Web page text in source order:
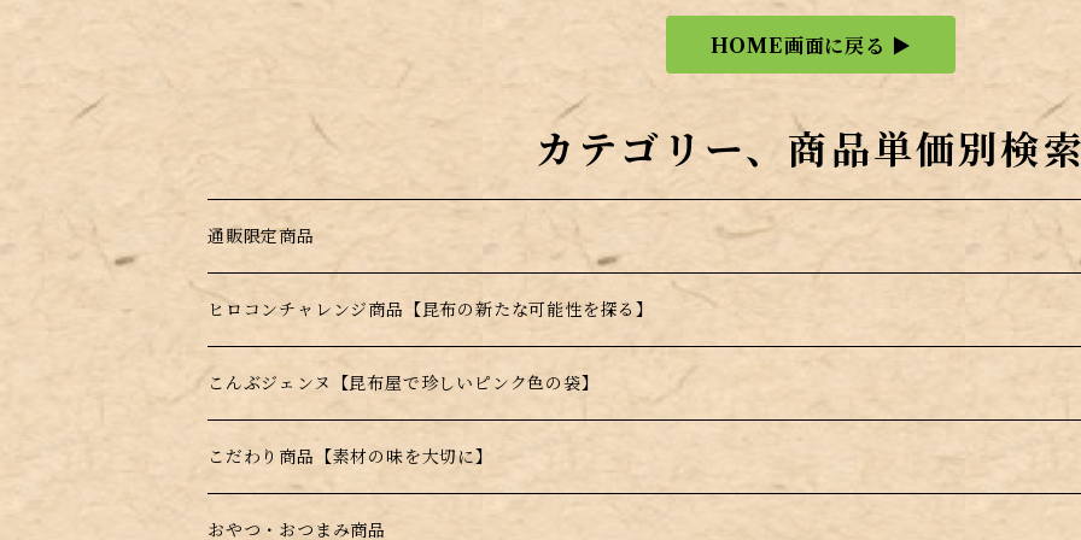
HOME画面に戻る ▶
カテゴリー、商品単価別検
通販限定商品
訳あり商品
ギフト商品
福袋
季節の詰め合わせ
ヒロコンチャレンジ商品【昆布の新たな可能性を探る】
昆布のサプリ（健康食品）
はちみつ昆布飴【宮島はちみつ使用】
薄焼きせんべい【昆布＋〇〇】
こんぶジェンヌ【昆布屋で珍しいピンク色の袋】
ジェンヌとろろ
ジェンヌ顆粒
こだわり商品【素材の味を大切に】
おやつ・おつまみ商品